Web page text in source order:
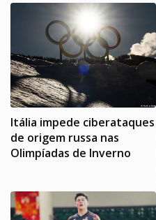
Itália impede ciberataques
de origem russa nas
Olimpíadas de Inverno